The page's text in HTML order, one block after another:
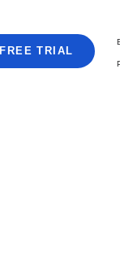
FREE TRIAL